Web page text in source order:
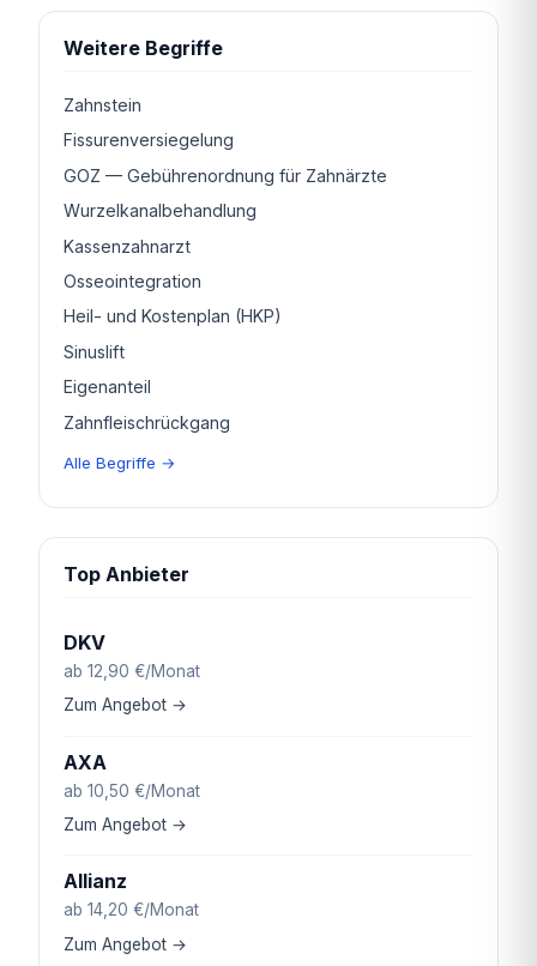
Weitere Begriffe
Zahnstein
Fissurenversiegelung
GOZ — Gebührenordnung für Zahnärzte
Wurzelkanalbehandlung
Kassenzahnarzt
Osseointegration
Heil- und Kostenplan (HKP)
Sinuslift
Eigenanteil
Zahnfleischrückgang
Alle Begriffe →
Top Anbieter
DKV
ab 12,90 €/Monat
Zum Angebot →
AXA
ab 10,50 €/Monat
Zum Angebot →
Allianz
ab 14,20 €/Monat
Zum Angebot →